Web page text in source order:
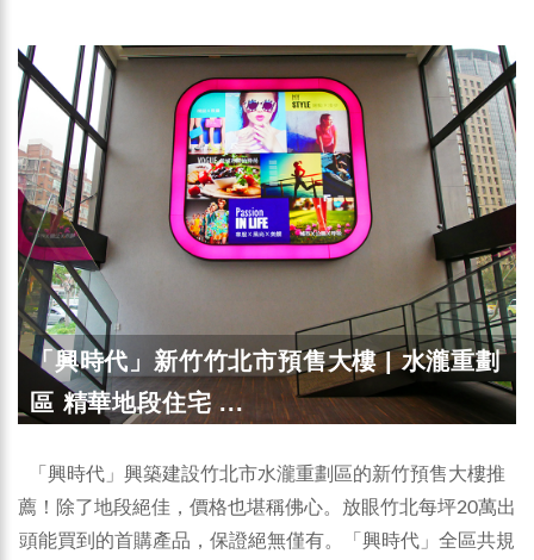
「興時代」新竹竹北市預售大樓 | 水瀧重劃
區 精華地段住宅 ...
「興時代」興築建設竹北市水瀧重劃區的新竹預售大樓推
薦！除了地段絕佳，價格也堪稱佛心。放眼竹北每坪20萬出
頭能買到的首購產品，保證絕無僅有。「興時代」全區共規